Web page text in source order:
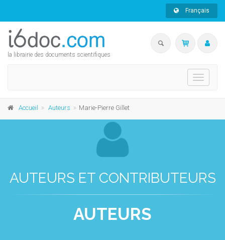
Français
la librairie des documents scientifiques
Toggle
Accueil Auteurs Marie-Pierre Gillet
AUTEURS ET CONTRIBUTEURS
AUTEURS